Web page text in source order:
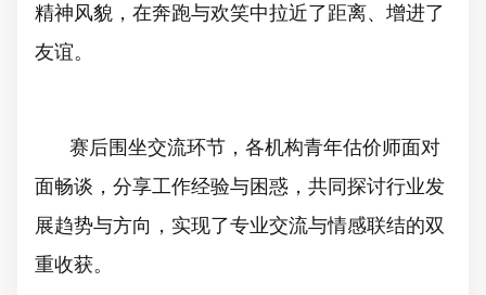
精神风貌，在奔跑与欢笑中拉近了距离、增进了
友谊。
赛后围坐交流环节，各机构青年估价师面对
面畅谈，分享工作经验与困惑，共同探讨行业发
展趋势与方向，实现了专业交流与情感联结的双
重收获。